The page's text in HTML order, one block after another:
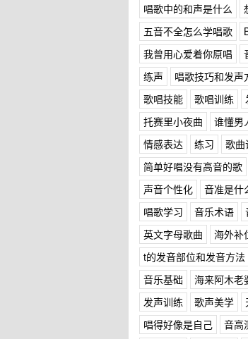
唱歌中的和声是什么
五音不全怎么学唱歌
我曾用心爱着你原唱
练声
唱歌技巧和发声
歌唱技能
歌唱训练
托赛里小夜曲
谁懂男
情感表达
练习
歌曲
简单好唱没有高音的歌
声音个性化
音准是什
唱歌学习
音乐术语
英文字母歌曲
海外补
t的发音部位和发音方法
音乐基础
海来阿木老
发声训练
歌声美学
唱得好像是自己
音高